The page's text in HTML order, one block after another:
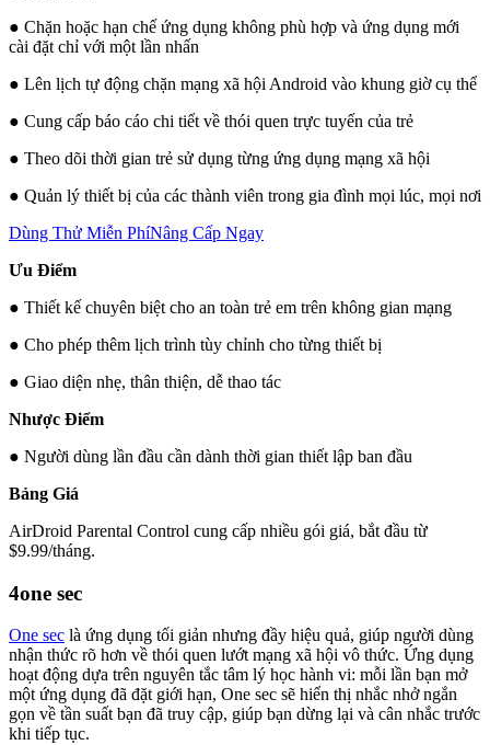
● Chặn hoặc hạn chế ứng dụng không phù hợp và ứng dụng mới
cài đặt chỉ với một lần nhấn
● Lên lịch tự động chặn mạng xã hội Android vào khung giờ cụ thể
● Cung cấp báo cáo chi tiết về thói quen trực tuyến của trẻ
● Theo dõi thời gian trẻ sử dụng từng ứng dụng mạng xã hội
● Quản lý thiết bị của các thành viên trong gia đình mọi lúc, mọi nơi
Dùng Thử Miễn PhíNâng Cấp Ngay
Ưu Điểm
● Thiết kế chuyên biệt cho an toàn trẻ em trên không gian mạng
● Cho phép thêm lịch trình tùy chỉnh cho từng thiết bị
● Giao diện nhẹ, thân thiện, dễ thao tác
Nhược Điểm
● Người dùng lần đầu cần dành thời gian thiết lập ban đầu
Bảng Giá
AirDroid Parental Control cung cấp nhiều gói giá, bắt đầu từ
$9.99/tháng.
4one sec
One sec là ứng dụng tối giản nhưng đầy hiệu quả, giúp người dùng
nhận thức rõ hơn về thói quen lướt mạng xã hội vô thức. Ứng dụng
hoạt động dựa trên nguyên tắc tâm lý học hành vi: mỗi lần bạn mở
một ứng dụng đã đặt giới hạn, One sec sẽ hiển thị nhắc nhở ngắn
gọn về tần suất bạn đã truy cập, giúp bạn dừng lại và cân nhắc trước
khi tiếp tục.